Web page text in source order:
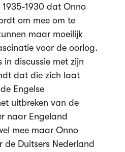
1930 dat Onno
om mee om te
maar moeilijk
voor de oorlog.
in discussie met zijn
dat die zich laat
Engelse
uitbreken van de
naar Engeland
mee maar Onno
de Duitsers Nederland